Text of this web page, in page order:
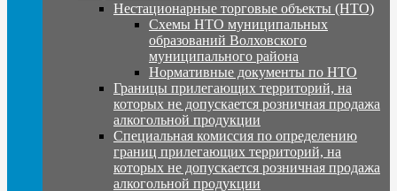
Нестационарные торговые объекты (НТО)
Схемы НТО муниципальных
образований Волховского
муниципального района
Нормативные документы по НТО
Границы прилегающих территорий, на
которых не допускается розничная продажа
алкогольной продукции
Специальная комиссия по определению
границ прилегающих территорий, на
которых не допускается розничная продажа
алкогольной продукции